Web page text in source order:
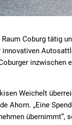
Coburg tätig
Weichelt
Ahorn. „Eine
übernimmt“,